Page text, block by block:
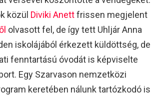
közül Diviki Anettfrissen megjelent
olvasott fel, de így tett Uhljár Anna
iskolájából érkezett küldöttség, de
fenntartású óvodát is képviselte
Egy Szarvason nemzetközi
keretében nálunk tartózkodó is